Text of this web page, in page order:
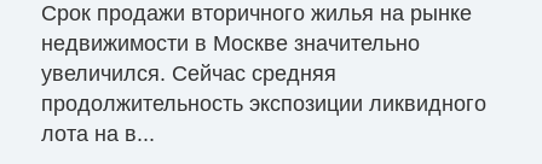
Срок продажи вторичного жилья на рынке
недвижимости в Москве значительно
увеличился. Сейчас средняя
продолжительность экспозиции ликвидного
лота на в...